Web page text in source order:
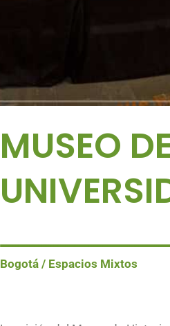
MUSEO
Bogotá / Espacios Mixtos